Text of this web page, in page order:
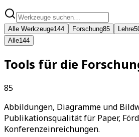
Alle Werkzeuge144 Forschung85 Lehre
Alle144
Tools für die
85
Abbildungen, Diagramme und
Publikationsqualität für Paper,
Konferenzeinreichungen.